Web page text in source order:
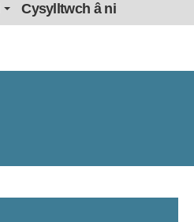
Cysylltwch â ni